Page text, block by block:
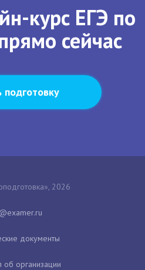
курс ЕГЭ по
сейчас
подготовку
2026
документы
об организации